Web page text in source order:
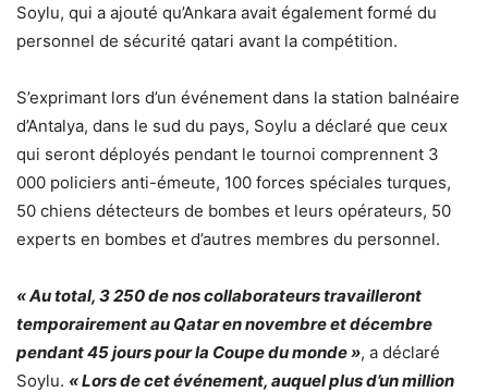
Soylu, qui a ajouté qu’Ankara avait également formé du
personnel de sécurité qatari avant la compétition.
S’exprimant lors d’un événement dans la station balnéaire
d’Antalya, dans le sud du pays, Soylu a déclaré que ceux
qui seront déployés pendant le tournoi comprennent 3
000 policiers anti-émeute, 100 forces spéciales turques,
50 chiens détecteurs de bombes et leurs opérateurs, 50
experts en bombes et d’autres membres du personnel.
« Au total, 3 250 de nos collaborateurs travailleront
temporairement au Qatar en novembre et décembre
pendant 45 jours pour la Coupe du monde », a déclaré
Soylu. « Lors de cet événement, auquel plus d’un million